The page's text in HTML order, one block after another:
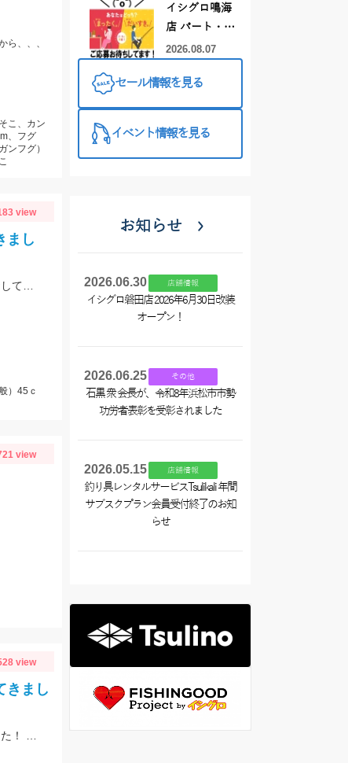
ら、、、
こ、カン
、フグ
ンフグ）
view
まし
）45ｃ
view
view
きまし
ーダー偏光グ
ラス受注会～
イシグロ鳴海
店 パート・ア
ルバイトスタ
募集中！
2026.08.07
セール情報を見る
イベント情報を見る
お知らせ
2026.06.30 店舗情報
イシグロ磐田店 2026年6月30日改装
オープン！
2026.06.25 その他
石黒 衆 会長が、令和8年浜松市市勢
功労者表彰を受彰されました
2026.05.15 店舗情報
釣り具レンタルサービスTsulikali 年間
サブスクプラン会員受付終了のお知
らせ